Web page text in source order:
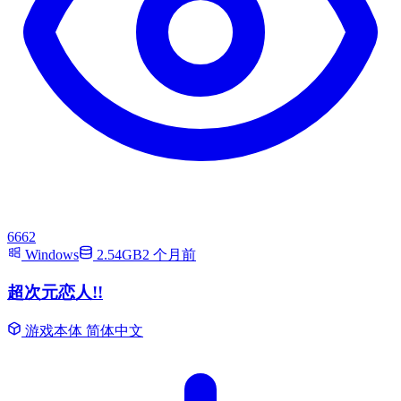
6662
Windows
2.54GB2 个月前
超次元恋人!!
游戏本体 简体中文